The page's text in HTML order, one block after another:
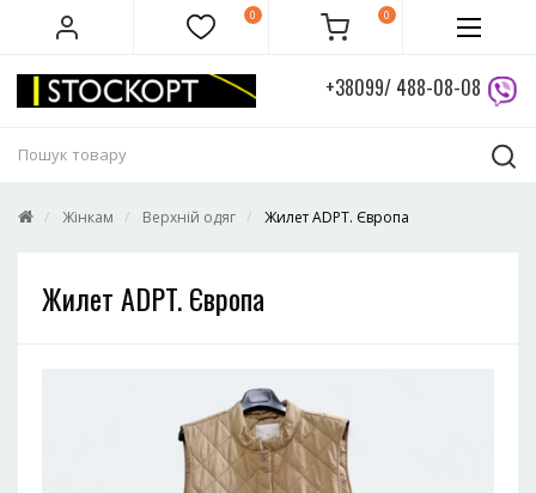
0 0
+38099/ 488-08-08
Жінкам Верхній одяг Жилет ADPT. Європа
Жилет ADPT. Європа